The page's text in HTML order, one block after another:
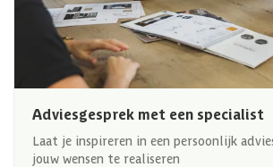
Adviesgesprek met een specialist
Laat je inspireren in een persoonlijk
jouw wensen te realiseren